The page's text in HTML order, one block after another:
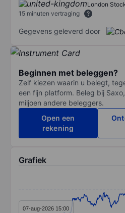
London
15 minuten vertraging
Gegevens geleverd door
Beginnen met beleggen?
Zelf kiezen waarin u belegt,
een fijn platform. Beleg bij
miljoen andere beleggers.
Open een
rekening
Grafiek
Line chart with 381 data
The chart has 1 X axis
07-aug-2026 15:00